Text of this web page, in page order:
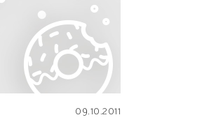
09.10.2011